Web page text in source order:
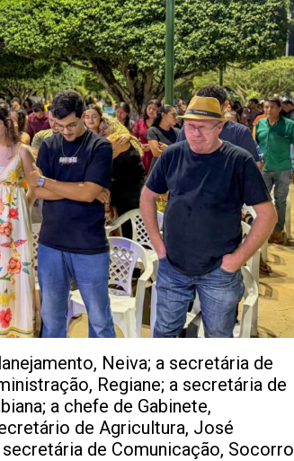
Neiva; a secretária de
Regiane; a secretária de
a chefe de Gabinete,
de Agricultura, José
de Comunicação, Socorro